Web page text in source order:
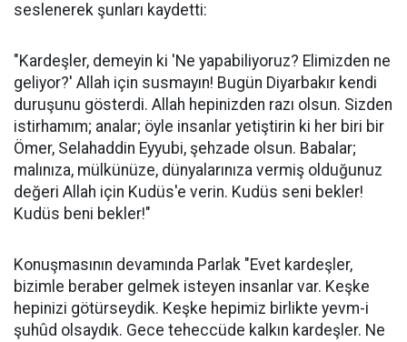
seslenerek şunları kaydetti:
"Kardeşler, demeyin ki 'Ne yapabiliyoruz? Elimizden ne
geliyor?' Allah için susmayın! Bugün Diyarbakır kendi
duruşunu gösterdi. Allah hepinizden razı olsun. Sizden
istirhamım; analar; öyle insanlar yetiştirin ki her biri bir
Ömer, Selahaddin Eyyubi, şehzade olsun. Babalar;
malınıza, mülkünüze, dünyalarınıza vermiş olduğunuz
değeri Allah için Kudüs'e verin. Kudüs seni bekler!
Kudüs beni bekler!"
Konuşmasının devamında Parlak "Evet kardeşler,
bizimle beraber gelmek isteyen insanlar var. Keşke
hepinizi götürseydik. Keşke hepimiz birlikte yevm-i
şuhûd olsaydık. Gece teheccüde kalkın kardeşler. Ne